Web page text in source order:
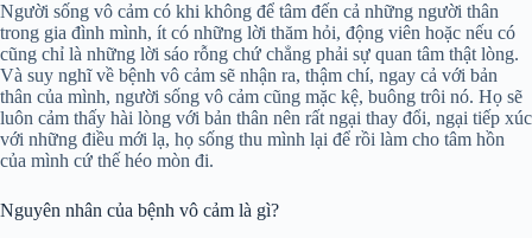
Người sống vô cảm có khi không để tâm đến cả những người thân
trong gia đình mình, ít có những lời thăm hỏi, động viên hoặc nếu có
cũng chỉ là những lời sáo rỗng chứ chẳng phải sự quan tâm thật lòng.
Và suy nghĩ về bệnh vô cảm sẽ nhận ra, thậm chí, ngay cả với bản
thân của mình, người sống vô cảm cũng mặc kệ, buông trôi nó. Họ sẽ
luôn cảm thấy hài lòng với bản thân nên rất ngại thay đổi, ngại tiếp xúc
với những điều mới lạ, họ sống thu mình lại để rồi làm cho tâm hồn
của mình cứ thế héo mòn đi.
Nguyên nhân của bệnh vô cảm là gì?